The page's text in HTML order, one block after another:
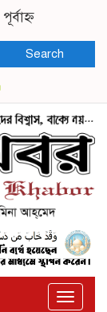
Search
Toggle